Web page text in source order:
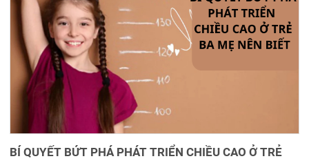
BÍ QUYẾT BỨT PHÁ PHÁT TRIỂN CHIỀU CAO Ở TRẺ